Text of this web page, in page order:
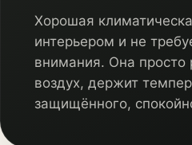
Хорошая
интерьером и не
внимания. Она просто
воздух, держит
защищённого,